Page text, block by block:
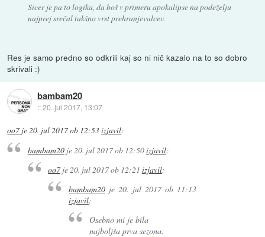
Sicer je pa to logika, da boš v primeru apokalipse na podeželju
najprej srečal takšno vrst prehranjevalcev.
Res je samo predno so odkrili kaj so ni nič kazalo na to so dobro
skrivali :)
bambam20
::20. jul 2017, 13:07
oo7 je20. jul 2017 ob 12:53izjavil:
bambam20je20. jul 2017 ob 12:50izjavil:
oo7je 20. jul 2017 ob 12:21 izjavil:
bambam20je 20. jul 2017 ob 11:13
izjavil:
Osebno mi je bila
najboljša prva sezona.